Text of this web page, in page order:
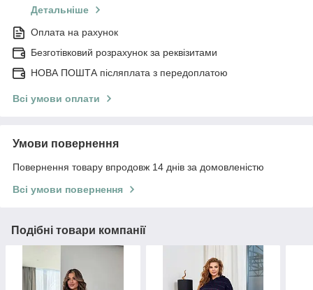
Детальніше
Оплата на рахунок
Безготівковий розрахунок за реквізитами
НОВА ПОШТА післяплата з передоплатою
Всі умови оплати
Умови повернення
Повернення товару впродовж 14 днів за домовленістю
Всі умови повернення
Подібні товари компанії